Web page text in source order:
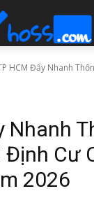
HCM Đẩy Nhanh
Nhanh
Định Cư
2026